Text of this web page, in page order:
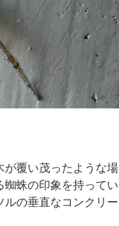
が覆い茂ったような場
蜘蛛の印象を持ってい
ルの垂直なコンクリー